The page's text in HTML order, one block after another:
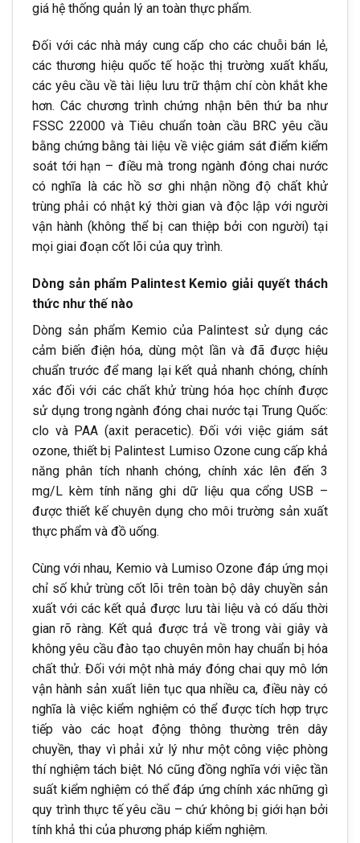
giá hệ thống quản lý an toàn thực phẩm.
Đối với các nhà máy cung cấp cho các chuỗi bán lẻ,
các thương hiệu quốc tế hoặc thị trường xuất khẩu,
các yêu cầu về tài liệu lưu trữ thậm chí còn khắt khe
hơn. Các chương trình chứng nhận bên thứ ba như
FSSC 22000 và Tiêu chuẩn toàn cầu BRC yêu cầu
bằng chứng bằng tài liệu về việc giám sát điểm kiểm
soát tới hạn – điều mà trong ngành đóng chai nước
có nghĩa là các hồ sơ ghi nhận nồng độ chất khử
trùng phải có nhật ký thời gian và độc lập với người
vận hành (không thể bị can thiệp bởi con người) tại
mọi giai đoạn cốt lõi của quy trình.
Dòng sản phẩm Palintest Kemio giải quyết thách
thức như thế nào
Dòng sản phẩm Kemio của Palintest sử dụng các
cảm biến điện hóa, dùng một lần và đã được hiệu
chuẩn trước để mang lại kết quả nhanh chóng, chính
xác đối với các chất khử trùng hóa học chính được
sử dụng trong ngành đóng chai nước tại Trung Quốc:
clo và PAA (axit peracetic). Đối với việc giám sát
ozone, thiết bị Palintest Lumiso Ozone cung cấp khả
năng phân tích nhanh chóng, chính xác lên đến 3
mg/L kèm tính năng ghi dữ liệu qua cổng USB –
được thiết kế chuyên dụng cho môi trường sản xuất
thực phẩm và đồ uống.
Cùng với nhau, Kemio và Lumiso Ozone đáp ứng mọi
chỉ số khử trùng cốt lõi trên toàn bộ dây chuyền sản
xuất với các kết quả được lưu tài liệu và có dấu thời
gian rõ ràng. Kết quả được trả về trong vài giây và
không yêu cầu đào tạo chuyên môn hay chuẩn bị hóa
chất thử. Đối với một nhà máy đóng chai quy mô lớn
vận hành sản xuất liên tục qua nhiều ca, điều này có
nghĩa là việc kiểm nghiệm có thể được tích hợp trực
tiếp vào các hoạt động thông thường trên dây
chuyền, thay vì phải xử lý như một công việc phòng
thí nghiệm tách biệt. Nó cũng đồng nghĩa với việc tần
suất kiểm nghiệm có thể đáp ứng chính xác những gì
quy trình thực tế yêu cầu – chứ không bị giới hạn bởi
tính khả thi của phương pháp kiểm nghiệm.